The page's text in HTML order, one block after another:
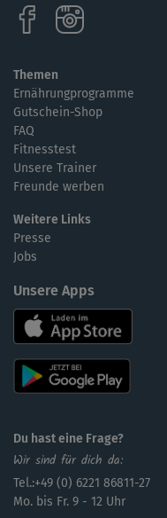
Themen
Ernährungprogramme
Gutschein-Shop
FAQ
Fitnesstest
Unsere Trainer
Freunde werben
Weitere Links
Presse
Jobs
Unsere Apps
Du hast eine Frage?
Wir sind für dich da:
Tel.:+49 (0) 6221 86811-27
Mo. bis Fr. 9 - 12 Uhr